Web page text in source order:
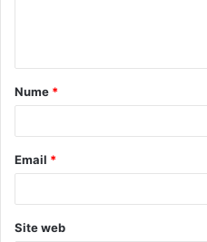
a
r
*
Nume *
Email *
Site web